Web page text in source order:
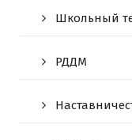
Школьный
РДДМ